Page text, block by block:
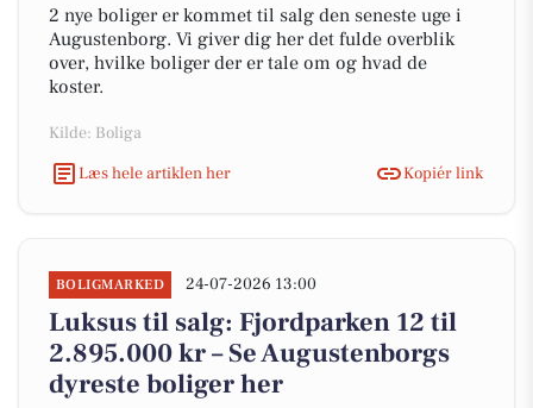
2 nye boliger er kommet til salg den seneste uge i
Augustenborg. Vi giver dig her det fulde overblik
over, hvilke boliger der er tale om og hvad de
koster.
Kilde: Boliga
Læs hele artiklen her
Kopiér link
BOLIGMARKED 24-07-2026 13:00
Luksus til salg: Fjordparken 12 til
2.895.000 kr – Se Augustenborgs
dyreste boliger her